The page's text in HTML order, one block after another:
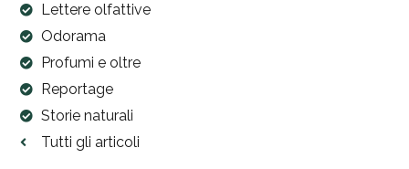
Lettere olfattive
Odorama
Profumi e oltre
Reportage
Storie naturali
Tutti gli articoli